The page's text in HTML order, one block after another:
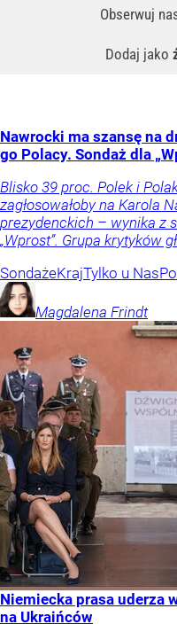
Obserwuj
Dodaj jako
Nawrocki ma szansę na
go Polacy. Sondaż dla
Blisko 39 proc. Polek i
zagłosowałoby na Karola
prezydenckich – wynika z
„Wprost”. Grupa krytyków
SondażeKrajTylko u Nas
Magdalena Frindt
Niemiecka prasa uderza
na Ukraińców